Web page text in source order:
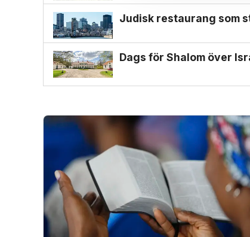
Judisk restaurang som
Dags för Shalom över